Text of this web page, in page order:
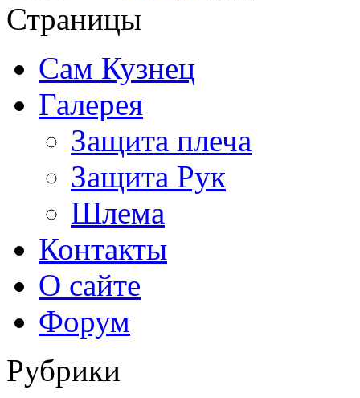
Страницы
Сам Кузнец
Галерея
Защита плеча
Защита Рук
Шлема
Контакты
О сайте
Форум
Рубрики